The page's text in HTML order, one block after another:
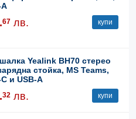
67 лв. купи
Yealink BH70 стерео
стойка, MS Teams,
и USB-A
32 лв. купи